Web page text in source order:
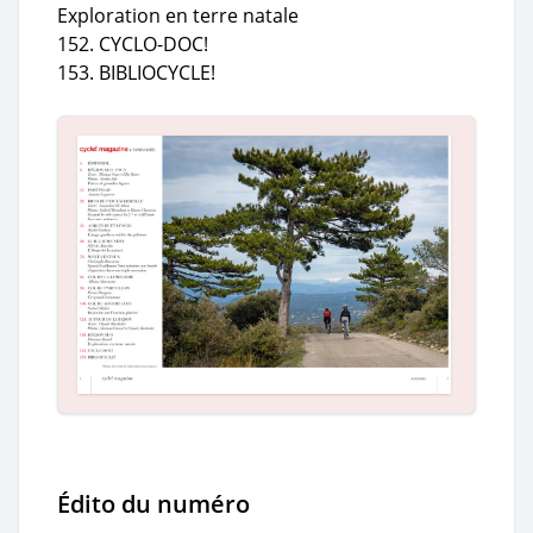
Exploration en terre natale
152. CYCLO-DOC!
153. BIBLIOCYCLE!
Édito du numéro